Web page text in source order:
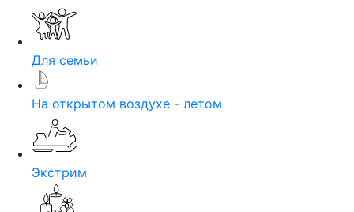
Для семьи
На открытом воздухе - летом
Экстрим